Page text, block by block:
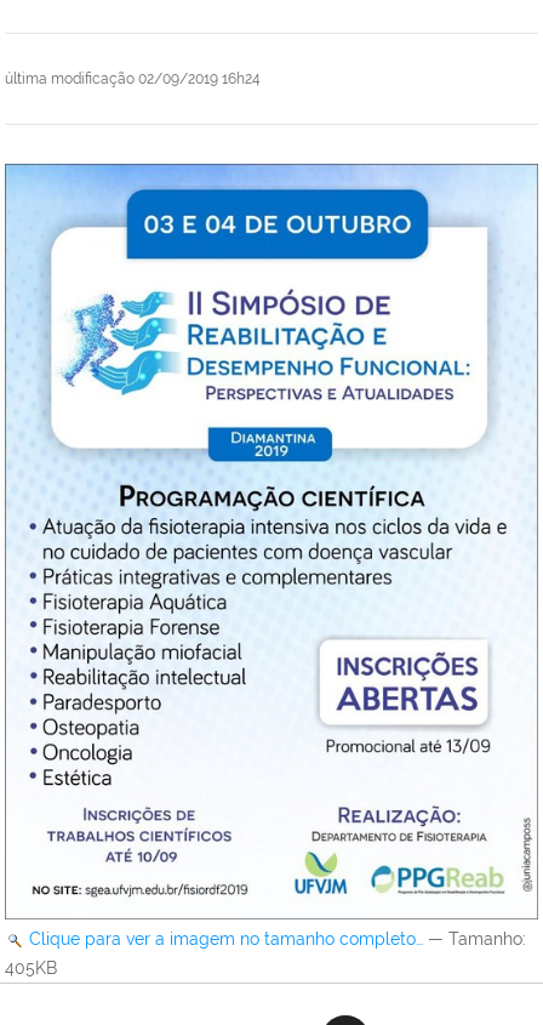
última modificação 02/09/2019 16h24
Clique para ver a imagem no tamanho completo… — Tamanho:
405KB